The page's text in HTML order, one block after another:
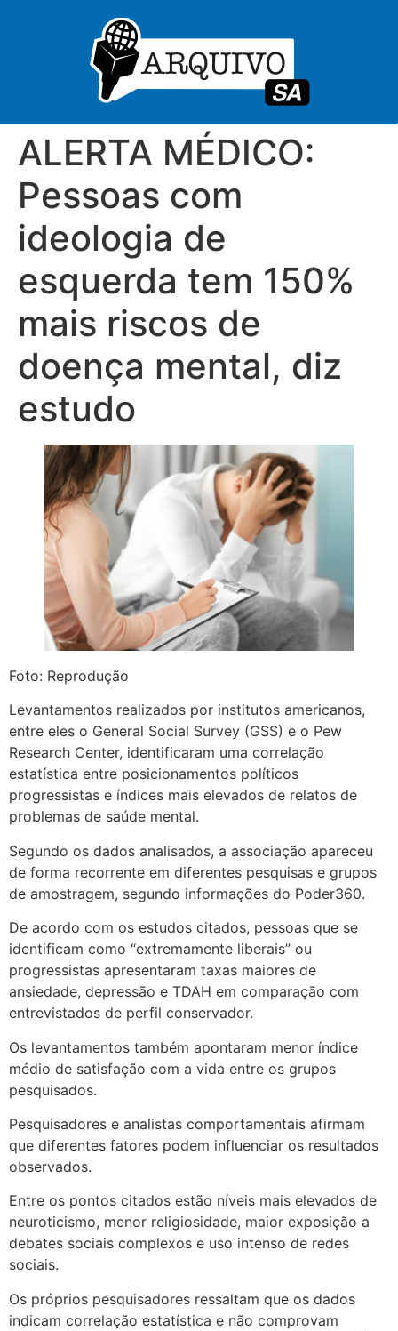
ALERTA MÉDICO:
Pessoas com
ideologia de
esquerda tem 150%
mais riscos de
doença mental, diz
estudo
Foto: Reprodução
Levantamentos realizados por institutos americanos,
entre eles o General Social Survey (GSS) e o Pew
Research Center, identificaram uma correlação
estatística entre posicionamentos políticos
progressistas e índices mais elevados de relatos de
problemas de saúde mental.
Segundo os dados analisados, a associação apareceu
de forma recorrente em diferentes pesquisas e grupos
de amostragem, segundo informações do Poder360.
De acordo com os estudos citados, pessoas que se
identificam como “extremamente liberais” ou
progressistas apresentaram taxas maiores de
ansiedade, depressão e TDAH em comparação com
entrevistados de perfil conservador.
Os levantamentos também apontaram menor índice
médio de satisfação com a vida entre os grupos
pesquisados.
Pesquisadores e analistas comportamentais afirmam
que diferentes fatores podem influenciar os resultados
observados.
Entre os pontos citados estão níveis mais elevados de
neuroticismo, menor religiosidade, maior exposição a
debates sociais complexos e uso intenso de redes
sociais.
Os próprios pesquisadores ressaltam que os dados
indicam correlação estatística e não comprovam